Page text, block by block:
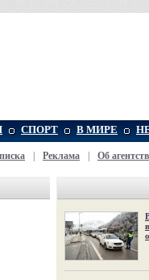
СПОРТ В МИРЕ
Реклама Об